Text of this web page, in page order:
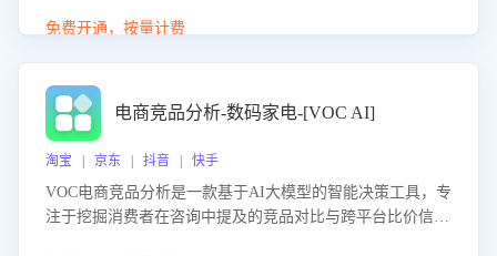
化策略，助力商家利用国补政策提升GMV。
免费开通，按量计费
电商竞品分析-数码家电-[VOC AI]
淘宝 | 京东 | 抖音 | 快手
VOC电商竞品分析是一款基于AI大模型的智能决策工具，专
注于挖掘消费者在咨询中提及的竞品对比与跨平台比价信